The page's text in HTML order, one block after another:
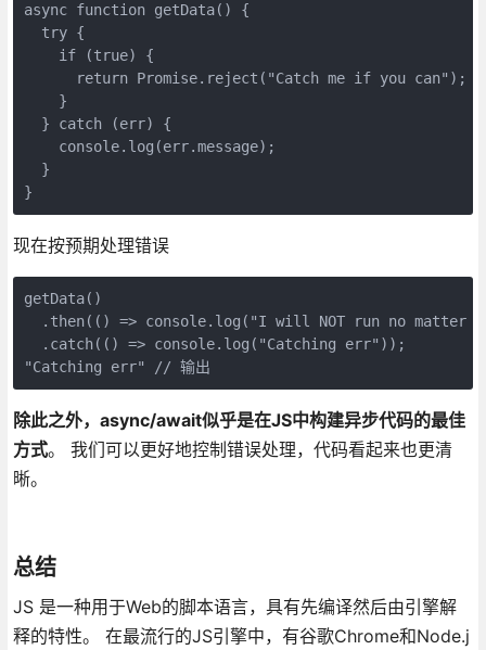
async function getData() {
  try {
    if (true) {
      return Promise.reject("Catch me if you can");
    }
  } catch (err) {
    console.log(err.message);
  }
现在按预期处理错误
getData()
.then(() => console.log("I will NOT run no matter
  .catch(() => console.log("Catching err"));
除此之外，async/await似乎是在JS中构建异步代码的最佳
方式。 我们可以更好地控制错误处理，代码看起来也更清
晰。
总结
JS 是一种用于Web的脚本语言，具有先编译然后由引擎解
释的特性。 在最流行的JS引擎中，有谷歌Chrome和Node.j